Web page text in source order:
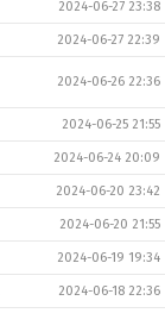
2024-06-27 23:38
2024-06-27 22:39
2024-06-26 22:36
2024-06-25 21:55
2024-06-24 20:09
2024-06-20 23:42
2024-06-20 21:55
2024-06-19 19:34
2024-06-18 22:36